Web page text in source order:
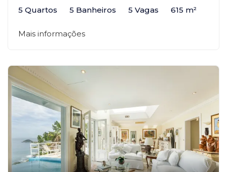
5 Quartos 5 Banheiros 5 Vagas 615 m²
Mais informações